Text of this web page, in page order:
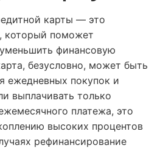
карты — это
который поможет
финансовую
безусловно, может быть
ежедневных покупок и
выплачивать только
платежа, это
высоких процентов
рефинансирование